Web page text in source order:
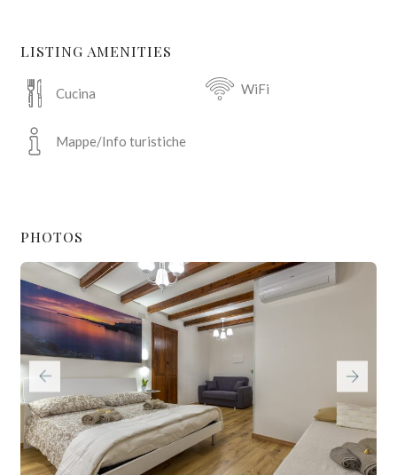
LISTING AMENITIES
Cucina
Mappe/Info turistiche
WiFi
PHOTOS